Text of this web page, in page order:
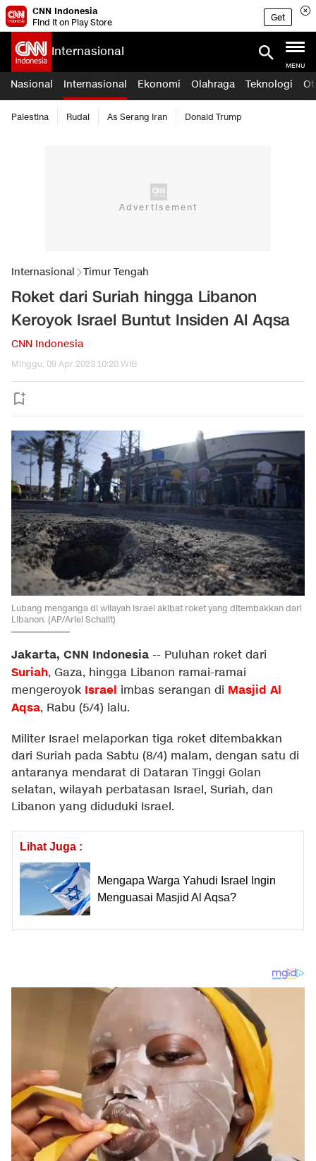
CNN Indonesia
Find it on Play Store
Get
Internasional
MENU
Nasional Internasional Ekonomi Olahraga Teknologi
Palestina Rudal As Serang Iran Donald Trump
Internasional Timur Tengah
Roket dari Suriah hingga Libanon
Keroyok Israel Buntut Insiden Al Aqsa
CNN Indonesia
Minggu, 09 Apr 2023 10:20 WIB
Lubang menganga di wilayah Israel akibat roket yang ditembakkan dari
Libanon. (AP/Ariel Schalit)
Jakarta, CNN Indonesia -- Puluhan roket dari
Suriah, Gaza, hingga Libanon ramai-ramai
mengeroyok Israel imbas serangan di Masjid Al
Aqsa, Rabu (5/4) lalu.
Militer Israel melaporkan tiga roket ditembakkan
dari Suriah pada Sabtu (8/4) malam, dengan satu di
antaranya mendarat di Dataran Tinggi Golan
selatan, wilayah perbatasan Israel, Suriah, dan
Libanon yang diduduki Israel.
Lihat Juga :
Mengapa Warga Yahudi Israel Ingin
Menguasai Masjid Al Aqsa?